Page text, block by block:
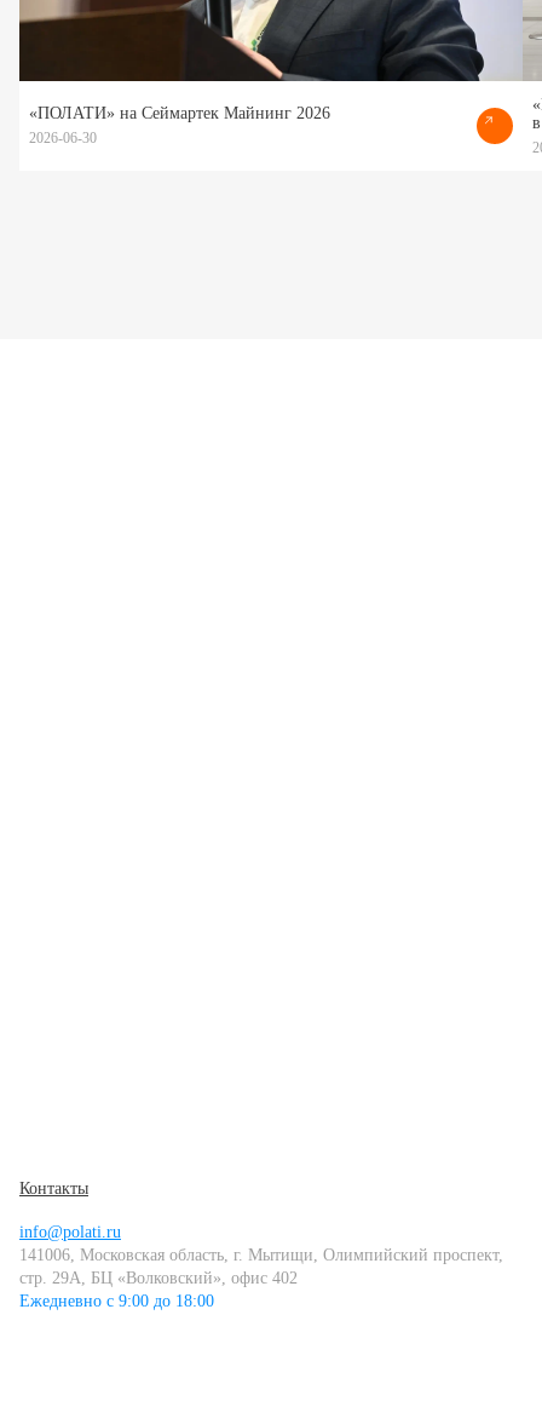
«ПОЛАТИ» на Сеймартек Майнинг 2026
2026-06-30
Контакты
info@polati.ru
141006, Московская область, г. Мытищи, Олимпийский проспект,
стр. 29А, БЦ «Волковский», офис 402
Ежедневно с 9:00 до 18:00